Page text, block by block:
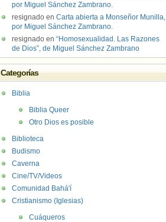
por Miguel Sánchez Zambrano.
resignado en Carta abierta a Monseñor Munilla,
por Miguel Sánchez Zambrano.
resignado en “Homosexualidad. Las Razones
de Dios”, de Miguel Sánchez Zambrano
Categorías
Biblia
Biblia Queer
Otro Dios es posible
Biblioteca
Budismo
Caverna
Cine/TV/Videos
Comunidad Bahá'í
Cristianismo (Iglesias)
Cuáqueros